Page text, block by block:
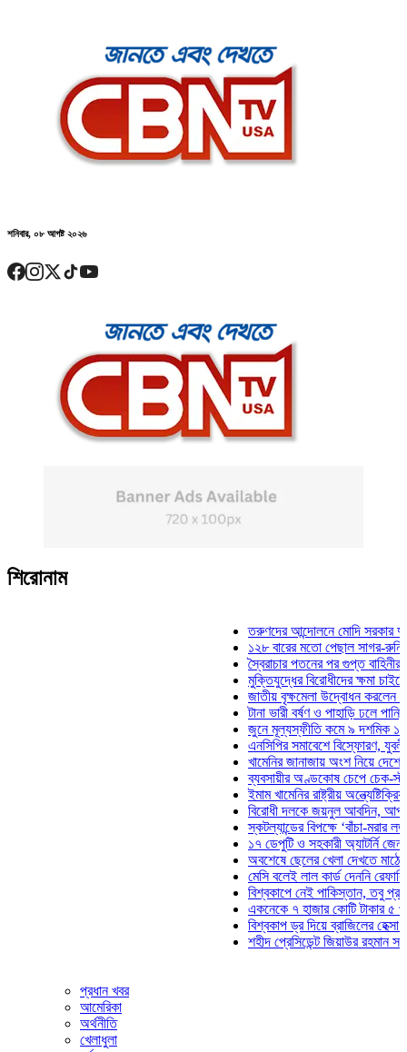
শনিবার, ০৮ আগষ্ট ২০২৬
শিরোনাম
তরুণদের আন্দোলনে মোদি সরকার দুর্বল
১২৮ বারের মতো পেছাল সাগর-রুনি হত্যা
স্বৈরাচার পতনের পর গুপ্ত বাহিনীর
মুক্তিযুদ্ধের বিরোধীদের ক্ষমা চাইতে হবে:
জাতীয় বৃক্ষমেলা উদ্বোধন করলেন
টানা ভারী বর্ষণ ও পাহাড়ি ঢলে পানিবন্দি
জুনে মূল্যস্ফীতি কমে ৯ দশমিক ১৬ শতাংশ
এনসিপির সমাবেশে বিস্ফোরণ, যুবলীগের
খামেনির জানাজায় অংশ নিয়ে দেশে
ব্যবসায়ীর অণ্ডকোষ চেপে চেক-স্ট্যাম্পে
ইমাম খামেনির রাষ্ট্রীয় অন্ত্যেষ্টিক্রিয়ায়
বিরোধী দলকে জয়নুল আবদিন, আপনারা
স্কটল্যান্ডের বিপক্ষে ‘বাঁচা-মরার লড়াইয়ে’
১৭ ডেপুটি ও সহকারী অ্যাটর্নি
অবশেষে ছেলের খেলা দেখতে মাঠে
মেসি বলেই লাল কার্ড দেননি রেফারি!
বিশ্বকাপে নেই পাকিস্তান, তবু প্রতিটি
একনেকে ৭ হাজার কোটি টাকার ৫
বিশ্বকাপ ড্র দিয়ে ব্রাজিলের হেক্সা মিশন
শহীদ প্রেসিডেন্ট জিয়াউর রহমান সমাধিতে
প্রধান খবর
আমেরিকা
অর্থনীতি
খেলাধুলা